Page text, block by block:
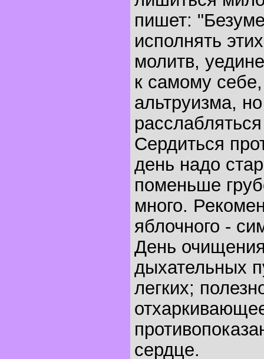
пишет:
исполнять
молитв,
к самому
альтруизма,
Сердиться
день надо
поменьше
много.
яблочного -
День
дыхательных
легких;
сердце.